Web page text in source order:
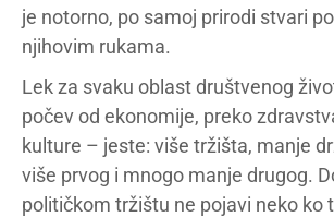
je notorno, po samoj prirodi stvari
njihovim rukama.
Lek za svaku oblast društvenog
počev od ekonomije, preko
kulture – jeste: više tržišta, manje
više prvog i mnogo manje drugog.
političkom tržištu ne pojavi neko ko